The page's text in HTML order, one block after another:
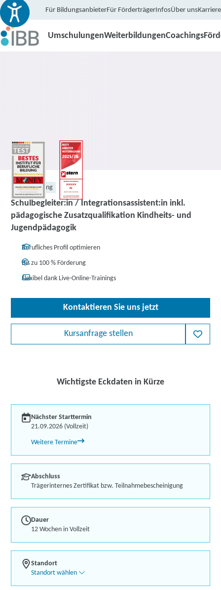
Für BildungsanbieterFür FörderträgerInfosÜber unsKarriere
UmschulungenWeiterbildungenCoachings
Weiterbildung
Schulbegleiter:in / Integrationsassistent:in inkl.
pädagogische Zusatzqualifikation Kindheits- und
Jugendpädagogik
Berufliches Profil optimieren
Bis zu 100 % Förderung
Flexibel dank Live-Online-Trainings
Kontaktieren Sie uns jetzt
Kursanfrage stellen
Wichtigste Eckdaten in Kürze
Nächster Starttermin
21.09.2026 (Vollzeit)
Weitere Termine
Abschluss
Trägerinternes Zertifikat bzw. Teilnahmebescheinigung
Dauer
12 Wochen in Vollzeit
Standort
Standort wählen